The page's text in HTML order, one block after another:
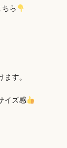
ら
す。
イズ感